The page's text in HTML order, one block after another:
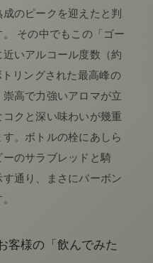
のピークを迎えたと判
その中でもこの「ゴー
いアルコール度数（約
リングされた最高峰の
高で力強いアロマが立
クと深い味わいが幾重
。ボトルの栓にあしら
のサラブレッドと騎
通り、まさにバーボン
客様の「飲んでみた